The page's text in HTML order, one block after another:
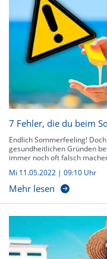
7 Fehler, die du beim
Endlich Sommerfeeling!
gesundheitlichen Gründen
immer noch oft falsch
Mi 11.05.2022 | 09:10 Uhr
Mehr lesen